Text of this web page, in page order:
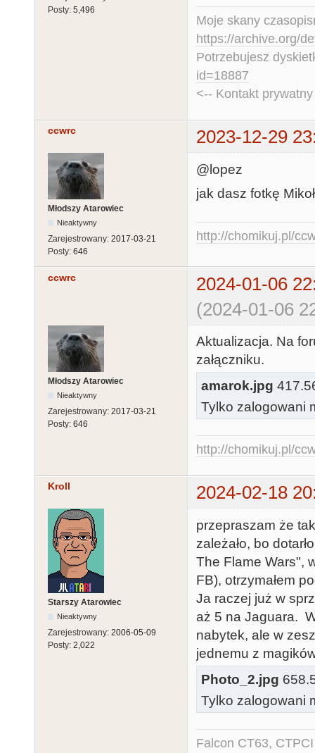
Posty: 5,496
Moje skany
https://archive.org/
Potrzebujesz
id=18887
<-- Kontakt
ccwrc 2023-12-29
Młodszy Atarowiec
Nieaktywny
Zarejestrowany: 2017-03-21
Posty: 646
@lopez
jak dasz fotkę
http://chomikuj.pl/
ccwrc
2024-01-06
(2024-01-06
Młodszy Atarowiec
Nieaktywny
Zarejestrowany: 2017-03-21
Posty: 646
Aktualizacja. Na
załączniku.
amarok.jpg
Tylko zalogowani
http://chomikuj.pl/
Kroll 2024-02-18
Starszy Atarowiec
Nieaktywny
Zarejestrowany: 2006-05-09
Posty: 2,022
przepraszam że
zależało, bo
The Flame Wars",
FB), otrzymałem
Ja raczej już w
aż 5 na Jaguara.
nabytek, ale w
jednemu z
Photo_2.jpg
Tylko zalogowani
Falcon CT63,